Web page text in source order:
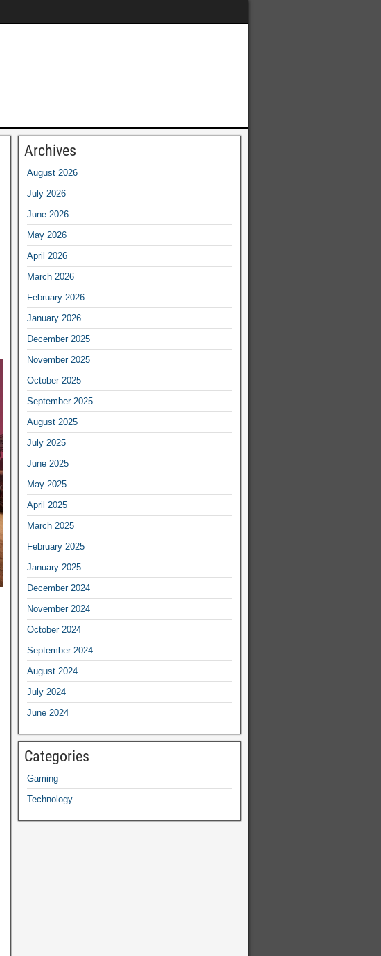
Archives
August 2026
July 2026
June 2026
May 2026
April 2026
March 2026
February 2026
January 2026
December 2025
November 2025
October 2025
September 2025
August 2025
July 2025
June 2025
May 2025
April 2025
March 2025
February 2025
January 2025
December 2024
November 2024
October 2024
September 2024
August 2024
July 2024
June 2024
Categories
Gaming
Technology